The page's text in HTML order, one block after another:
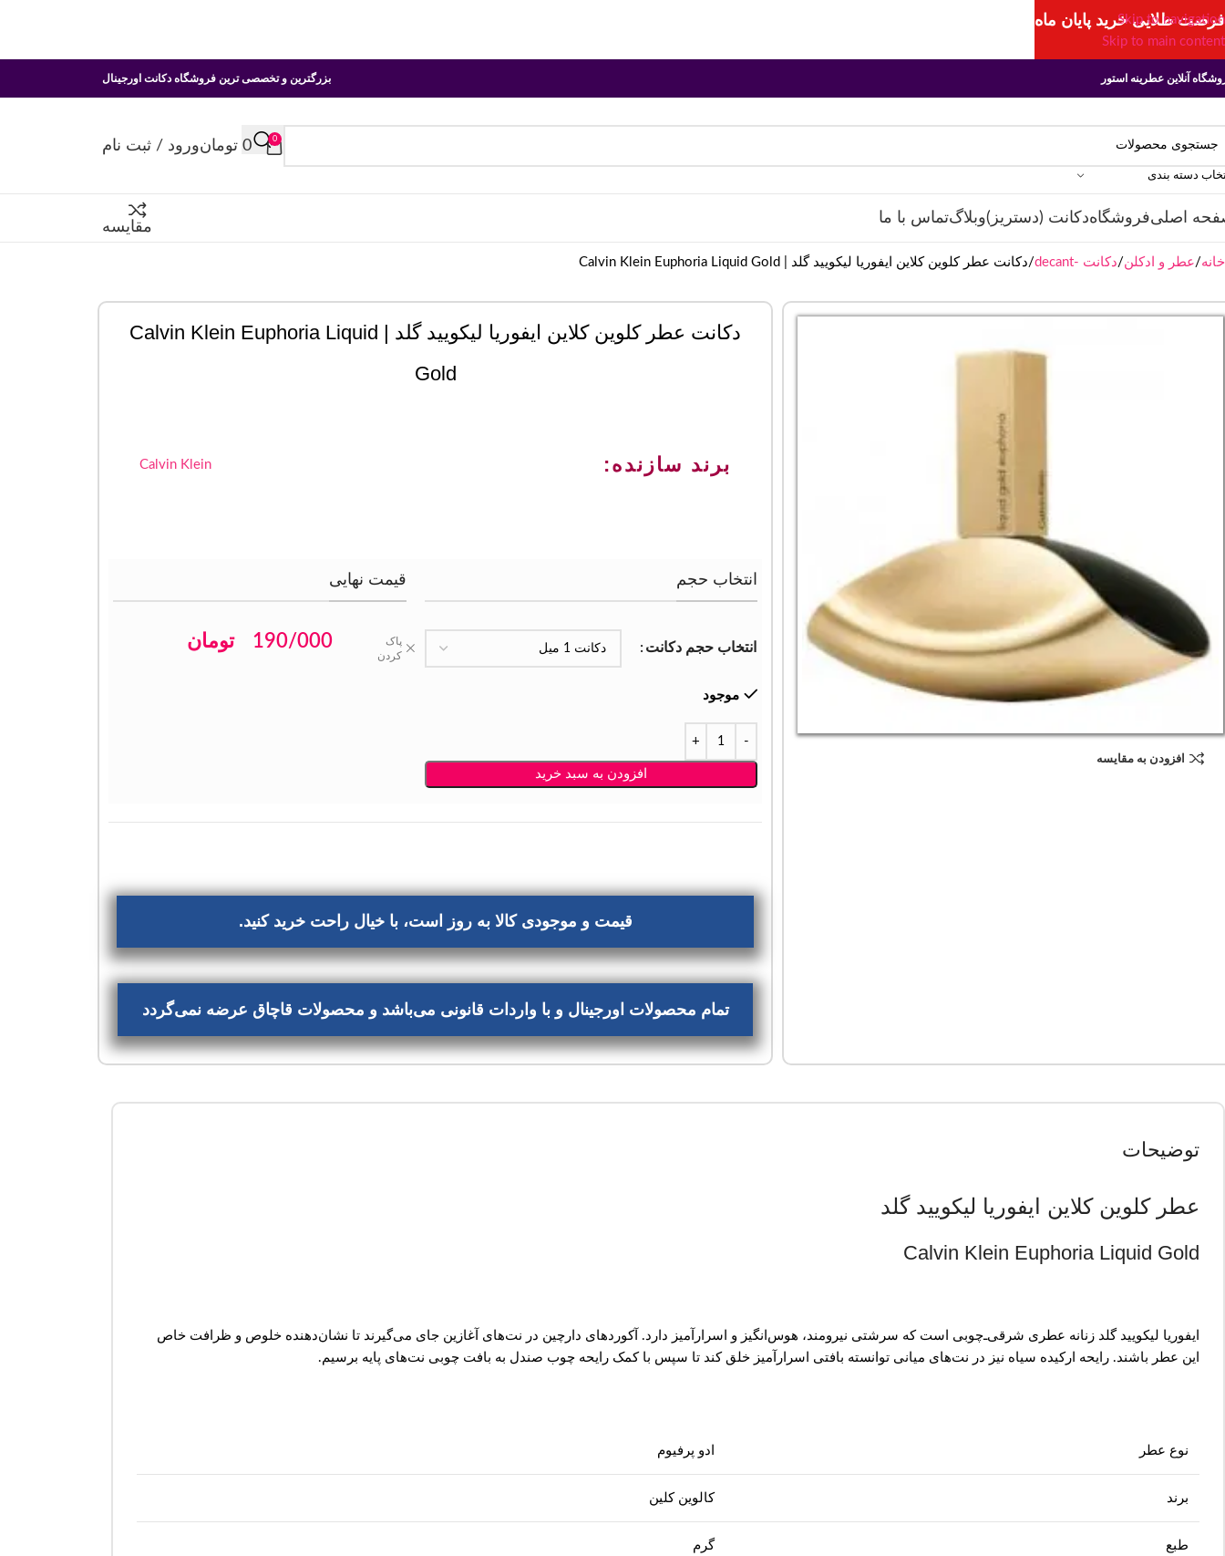
Skip to navigation
Skip to main content
آنلاین عطرینه استور بزرگترین و تخصصی ترین فروشگاه دکانت اورجینال
دسته بندی
0
0 تومانورود / ثبت نام
اصلیفروشگاهدکانت (دستریز)وبلاگتماس با ما
مقایسه
خانه عطر و ادکلن دکانت -decant دکانت عطر کلوین کلاین ایفوریا لیکویید گلد | Calvin Klein Euphoria Liquid Gold
افزودن به مقایسه
دکانت عطر کلوین کلاین ایفوریا لیکویید گلد | Calvin Klein Euphoria Liquid
Gold
برند سازنده: Calvin Klein
انتخاب حجم
انتخاب حجم دکانت
پاک
کردن
موجود
افزودن به سبد خرید
قیمت نهایی
190/000 تومان
قیمت و موجودی کالا به روز است، با خیال راحت خرید کنید.
تمام محصولات اورجینال و با واردات قانونی می‌باشد و محصولات قاچاق عرضه نمی‌گردد
توضیحات
عطر کلوین کلاین ایفوریا لیکویید گلد
Calvin Klein Euphoria Liquid Gold
ایفوریا لیکویید گلد زنانه عطری شرقی‌ـ‌چوبی است که سرشتی نیرومند، هوس‌انگیز و اسرارآمیز دارد. آکوردهای دارچین در نت‌های آغازین جای می‌گیرند تا نشان‌دهنده خلوص و ظرافت خاص
این عطر باشند. رایحه ارکیده سیاه نیز در نت‌های میانی توانسته بافتی اسرارآمیز خلق کند تا سپس با کمک رایحه چوب صندل به بافت چوبی نت‌های پایه برسیم.
نوع عطر ادو پرفیوم
برند کالوین کلین
طبع گرم
فرصت طلایی خرید پایان ماه